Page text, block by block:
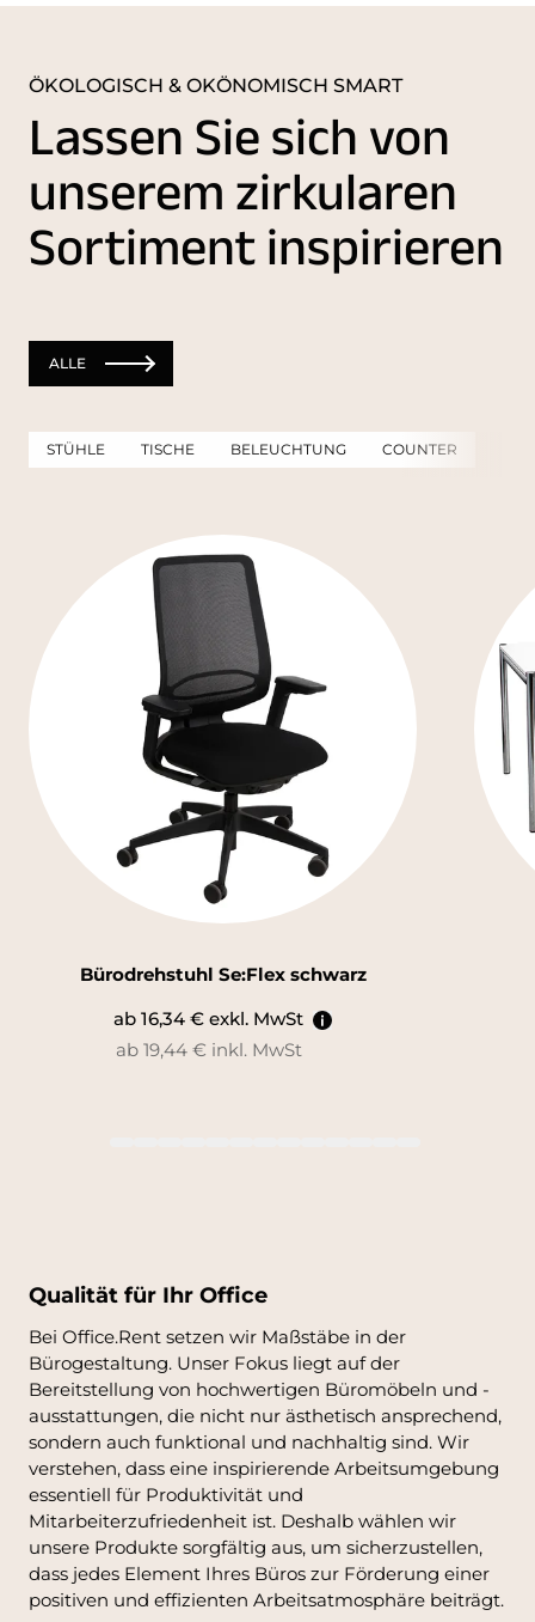
ÖKOLOGISCH & OKÖNOMISCH SMART
Lassen Sie sich von
unserem zirkularen
Sortiment inspirieren
ALLE
STÜHLE TISCHE BELEUCHTUNG COUNTER
Bürodrehstuhl Se:Flex schwarz
ab 16,34 € exkl. MwSt
ab 19,44 € inkl. MwSt
Qualität für Ihr Office
Bei Office.Rent setzen wir Maßstäbe in der
Bürogestaltung. Unser Fokus liegt auf der
Bereitstellung von hochwertigen Büromöbeln und -
ausstattungen, die nicht nur ästhetisch ansprechend,
sondern auch funktional und nachhaltig sind. Wir
verstehen, dass eine inspirierende Arbeitsumgebung
essentiell für Produktivität und
Mitarbeiterzufriedenheit ist. Deshalb wählen wir
unsere Produkte sorgfältig aus, um sicherzustellen,
dass jedes Element Ihres Büros zur Förderung einer
positiven und effizienten Arbeitsatmosphäre beiträgt.